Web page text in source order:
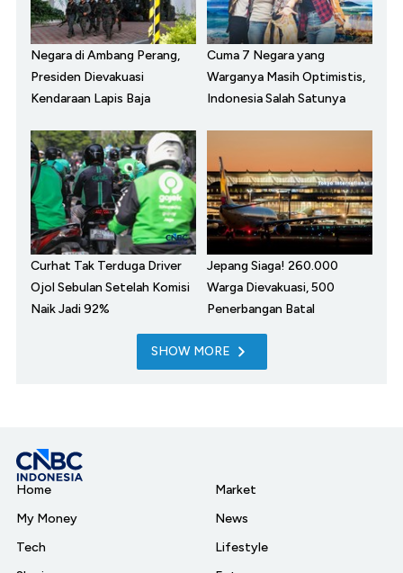
Negara di Ambang Perang,
Presiden Dievakuasi
Kendaraan Lapis Baja
Cuma 7 Negara yang
Warganya Masih Optimistis,
Indonesia Salah Satunya
Curhat Tak Terduga Driver
Ojol Sebulan Setelah Komisi
Naik Jadi 92%
Jepang Siaga! 260.000
Warga Dievakuasi, 500
Penerbangan Batal
SHOW MORE
Home
My Money
Tech
Market
News
Lifestyle